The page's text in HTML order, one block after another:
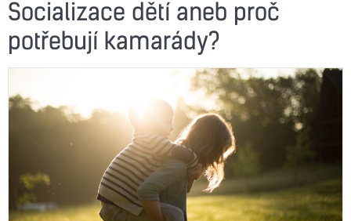
Socializace dětí aneb proč
potřebují kamarády?